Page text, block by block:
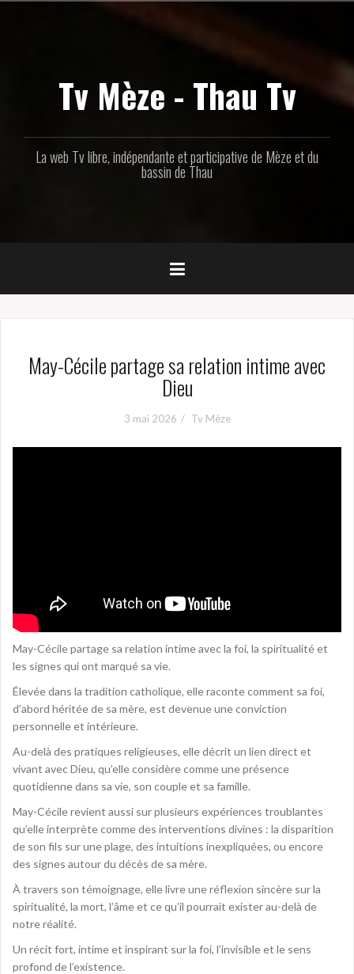
Tv Mèze - Thau Tv
La web Tv libre, indépendante et participative de Mèze et du
bassin de Thau
May-Cécile partage sa relation intime avec
Dieu
3 mai 2026 Tv Mèze
May-Cécile partage sa relation intime avec la foi, la spiritualité et
les signes qui ont marqué sa vie.
Élevée dans la tradition catholique, elle raconte comment sa foi,
d’abord héritée de sa mère, est devenue une conviction
personnelle et intérieure.
Au-delà des pratiques religieuses, elle décrit un lien direct et
vivant avec Dieu, qu’elle considère comme une présence
quotidienne dans sa vie, son couple et sa famille.
May-Cécile revient aussi sur plusieurs expériences troublantes
qu’elle interprète comme des interventions divines : la disparition
de son fils sur une plage, des intuitions inexpliquées, ou encore
des signes autour du décès de sa mère.
À travers son témoignage, elle livre une réflexion sincère sur la
spiritualité, la mort, l’âme et ce qu’il pourrait exister au-delà de
notre réalité.
Un récit fort, intime et inspirant sur la foi, l’invisible et le sens
profond de l’existence.